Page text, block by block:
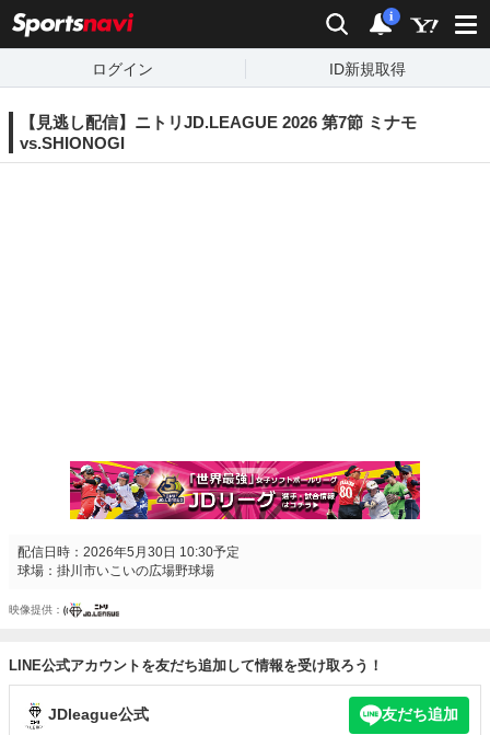
検索 通知
i
ログイン ID新規取得
【見逃し配信】ニトリJD.LEAGUE 2026 第7節 ミナモ
vs.SHIONOGI
配信日時：2026年5月30日 10:30予定
球場：掛川市いこいの広場野球場
映像提供
LINE公式アカウントを友だち追加して情報を受け取ろう！
JDleague公式 友だち追加